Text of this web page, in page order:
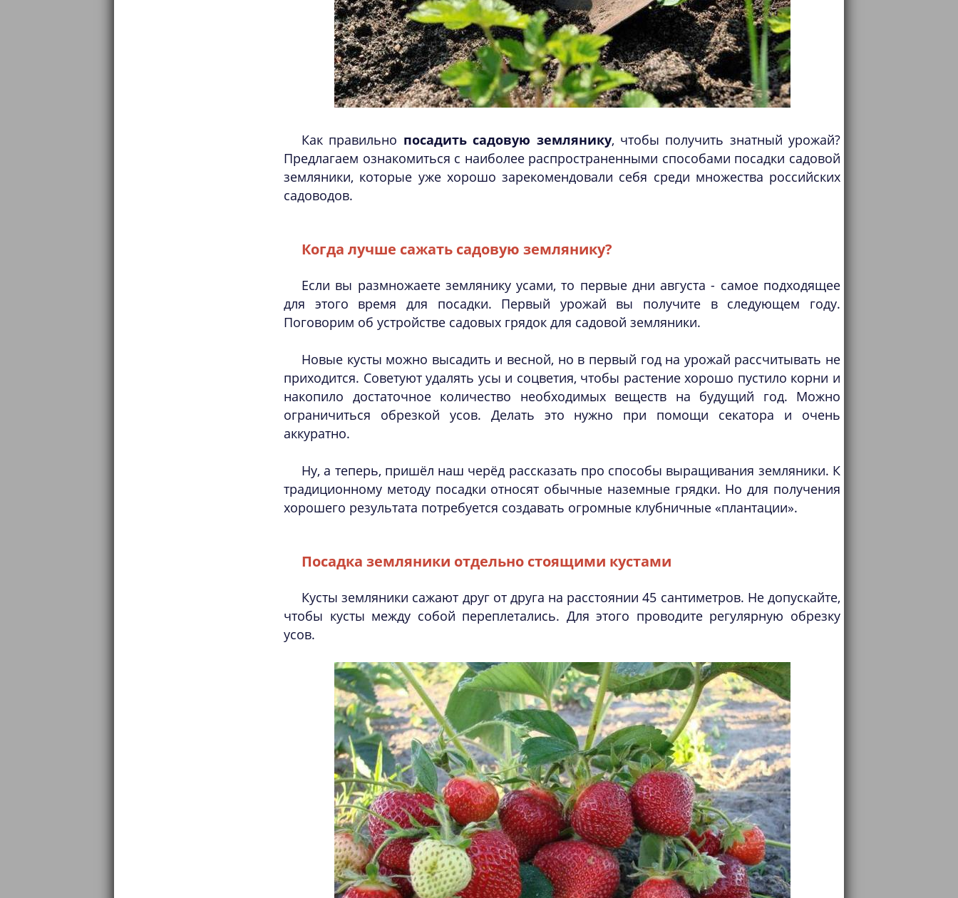
Как правильно посадить садовую землянику, чтобы получить знатный урожай?
Предлагаем ознакомиться с наиболее распространенными способами посадки садовой
земляники, которые уже хорошо зарекомендовали себя среди множества российских
садоводов.
Когда лучше сажать садовую землянику?
Если вы размножаете землянику усами, то первые дни августа - самое подходящее
для этого время для посадки. Первый урожай вы получите в следующем году.
Поговорим об устройстве садовых грядок для садовой земляники.
Новые кусты можно высадить и весной, но в первый год на урожай рассчитывать не
приходится. Советуют удалять усы и соцветия, чтобы растение хорошо пустило корни и
накопило достаточное количество необходимых веществ на будущий год. Можно
ограничиться обрезкой усов. Делать это нужно при помощи секатора и очень
аккуратно.
Ну, а теперь, пришёл наш черёд рассказать про способы выращивания земляники. К
традиционному методу посадки относят обычные наземные грядки. Но для получения
хорошего результата потребуется создавать огромные клубничные «плантации».
Посадка земляники отдельно стоящими кустами
Кусты земляники сажают друг от друга на расстоянии 45 сантиметров. Не допускайте,
чтобы кусты между собой переплетались. Для этого проводите регулярную обрезку
усов.